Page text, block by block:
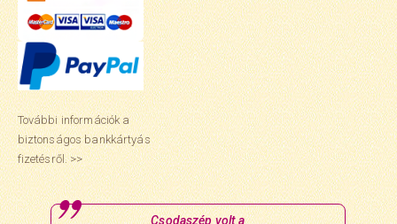
További információk a
biztonságos bankkártyás
fizetésről. >>
Csodaszép volt a